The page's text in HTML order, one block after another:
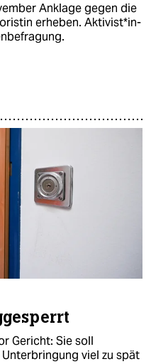
Anklage gegen die
erheben. Ak­ti­vis­t*in­
Gericht: Sie soll
viel zu spät